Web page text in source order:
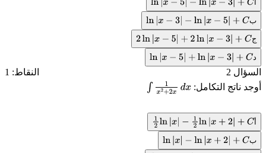
ln |x− 5|−ln x− 3|+ C
ب
ln |x− 3|−ln x− 5|+ C
ج
2ln| x− 5|+ 2ln |x−3 |+C
ln |x− 5|+ln x− 3|+ C
السؤال 2
النقاط: 1
أوجد ناتج التكامل:
∫ 1x2+2 xdx
12ln |x| − ln|x+ 2|+ C
ب
ln |x|− ln| x+2 |+C